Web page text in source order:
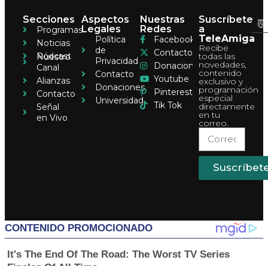
Secciones
Programas
Noticias
Pódcast
Nuestro
Canal
Alianzas
Contacto
Señal
en Vivo
Aspectos
Legales
Política
de
Privacidad
Contacto
Donaciones
Universidad
Nuestras
Redes
Facebook
Contacto
Donaciones
Youtube
Pinterest
Tik Tok
Suscríbete
a
TeleAmiga
Recibe
todas las
novedades,
contenido
exclusivo y
programación
especial
directamente
en tu
correo.